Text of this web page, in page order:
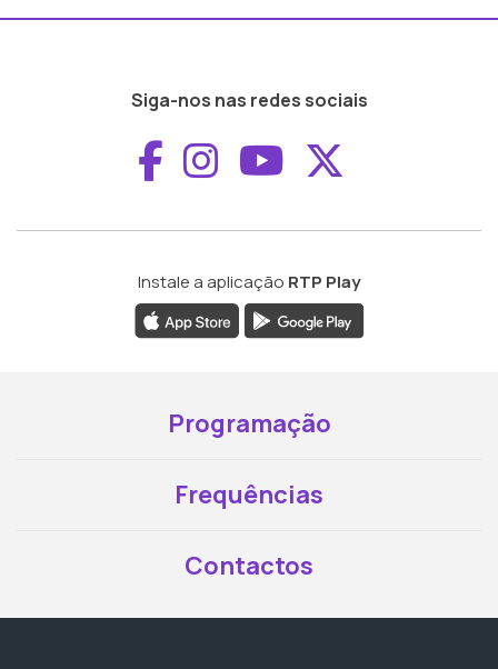
Siga-nos nas redes sociais
Aceder ao
Aceder ao
Aceder ao
Instale a aplicação RTP Play
Programação
Frequências
Contactos